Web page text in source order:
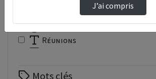
Réunions
Mots clés
J’ai compris